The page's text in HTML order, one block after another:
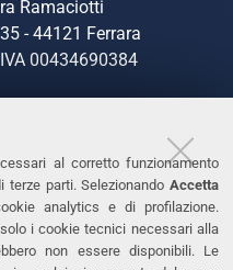
al corretto funzionamento
terze parti. Selezionando Accetta
analytics e di profilazione.
i cookie tecnici necessari alla
non essere disponibili. Le
Ramaciotti
- 44121 Ferrara
00434690384